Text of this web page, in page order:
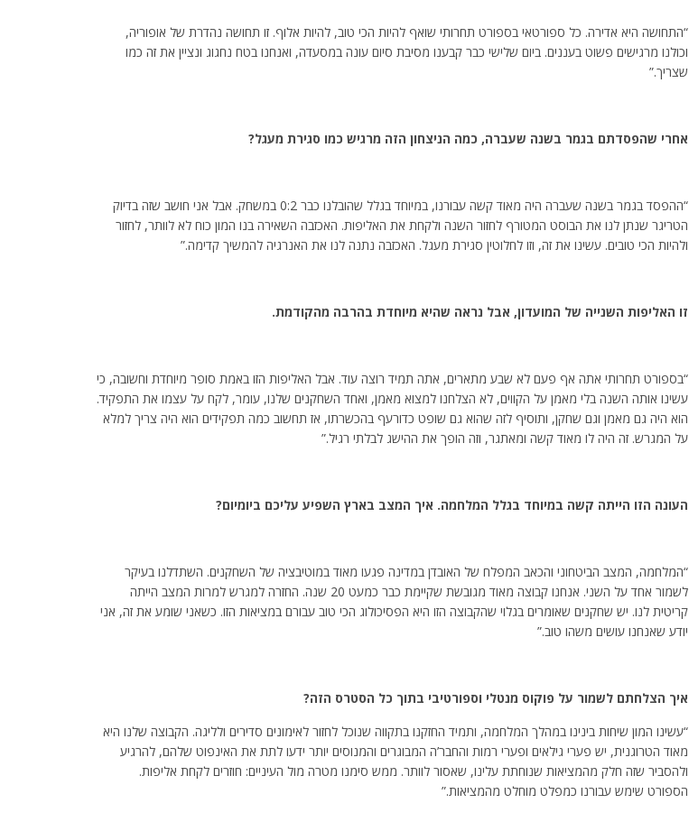
“התחושה היא אדירה. כל ספורטאי בספורט תחרותי שואף להיות הכי טוב, להיות אלוף. זו תחושה נהדרת של אופוריה,
וכולנו מרגישים פשוט בעננים. ביום שלישי כבר קבענו מסיבת סיום עונה במסעדה, ואנחנו בטח נחגוג ונציין את זה כמו
שצריך.”
אחרי שהפסדתם בגמר בשנה שעברה, כמה הניצחון הזה מרגיש כמו סגירת מעגל?
“ההפסד בגמר בשנה שעברה היה מאוד קשה עבורנו, במיוחד בגלל שהובלנו כבר 0:2 במשחק. אבל אני חושב שזה בדיוק
הטריגר שנתן לנו את הבוסט המטורף לחזור השנה ולקחת את האליפות. האכזבה השאירה בנו המון כוח לא לוותר, לחזור
ולהיות הכי טובים. עשינו את זה, וזו לחלוטין סגירת מעגל. האכזבה נתנה לנו את האנרגיה להמשיך קדימה.”
זו האליפות השנייה של המועדון, אבל נראה שהיא מיוחדת בהרבה מהקודמת.
“בספורט תחרותי אתה אף פעם לא שבע מתארים, אתה תמיד רוצה עוד. אבל האליפות הזו באמת סופר מיוחדת וחשובה, כי
עשינו אותה השנה בלי מאמן על הקווים, לא הצלחנו למצוא מאמן, ואחד השחקנים שלנו, עומר, לקח על עצמו את התפקיד.
הוא היה גם מאמן וגם שחקן, ותוסיף לזה שהוא גם שופט כדורעף בהכשרתו, אז תחשוב כמה תפקידים הוא היה צריך למלא
על המגרש. זה היה לו מאוד קשה ומאתגר, וזה הופך את ההישג לבלתי רגיל.”
העונה הזו הייתה קשה במיוחד בגלל המלחמה. איך המצב בארץ השפיע עליכם ביומיום?
“המלחמה, המצב הביטחוני והכאב המפלח של האובדן במדינה פגעו מאוד במוטיבציה של השחקנים. השתדלנו בעיקר
לשמור אחד על השני. אנחנו קבוצה מאוד מגובשת שקיימת כבר כמעט 20 שנה. החזרה למגרש למרות המצב הייתה
קריטית לנו. יש שחקנים שאומרים בגלוי שהקבוצה הזו היא הפסיכולוג הכי טוב עבורם במציאות הזו. כשאני שומע את זה, אני
יודע שאנחנו עושים משהו טוב.”
איך הצלחתם לשמור על פוקוס מנטלי וספורטיבי בתוך כל הסטרס הזה?
“עשינו המון שיחות בינינו במהלך המלחמה, ותמיד החזקנו בתקווה שנוכל לחזור לאימונים סדירים ולליגה. הקבוצה שלנו היא
מאוד הטרוגנית, יש פערי גילאים ופערי רמות והחבר’ה המבוגרים והמנוסים יותר ידעו לתת את האינפוט שלהם, להרגיע
ולהסביר שזה חלק מהמציאות שנוחתת עלינו, שאסור לוותר. ממש סימנו מטרה מול העיניים: חוזרים לקחת אליפות.
הספורט שימש עבורנו כמפלט מוחלט מהמציאות.”